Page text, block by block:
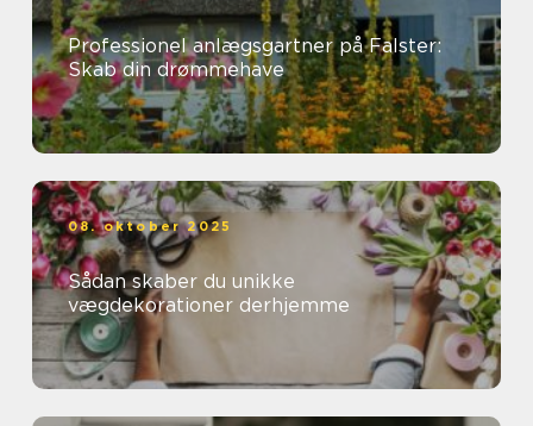
Professionel anlægsgartner på Falster:
Skab din drømmehave
08. oktober 2025
Sådan skaber du unikke
vægdekorationer derhjemme